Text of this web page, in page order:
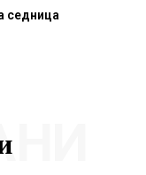
седница